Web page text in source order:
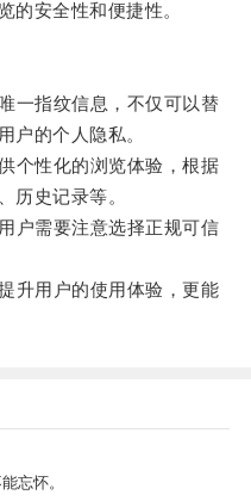
的安全性和便捷性。
指纹信息，不仅可以替
户的个人隐私。
性化的浏览体验，根据
历史记录等。
需要注意选择正规可信
用户的使用体验，更能
忘怀。